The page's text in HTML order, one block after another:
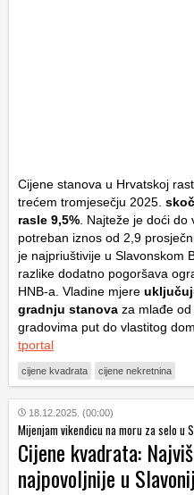
Cijene stanova u Hrvatskoj
trećem tromjesečju 2025.
rasle 9,5% . Najteže je doći
potreban iznos od 2,9
je najpriuštivije u Slavonskom
razlike dodatno pogoršava
HNB-a. Vladine mjere
gradnju stanova za mlađe
gradovima put do vlastitog
tportal
cijene kvadrata cijene nekretnina
18.12.2025. (00:00)
Mijenjam vikendicu na moru za selo u
Cijene kvadrata:
najpovoljnije u